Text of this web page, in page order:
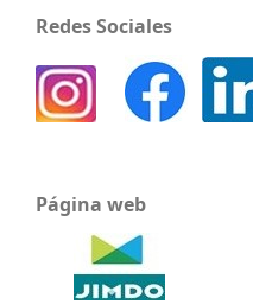
Redes Sociales
Página web